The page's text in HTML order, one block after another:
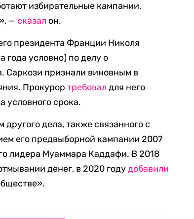
избирательные кампании.
— сказал он.
президента Франции Николя
года условно) по делу о
Саркози признали виновным в
Прокурортребовал для него
условного срока.
дела, также связанного с
его предвыборной кампании 2007
лидера Муаммара Каддафи. В 2018
денег, в 2020 годудобавили